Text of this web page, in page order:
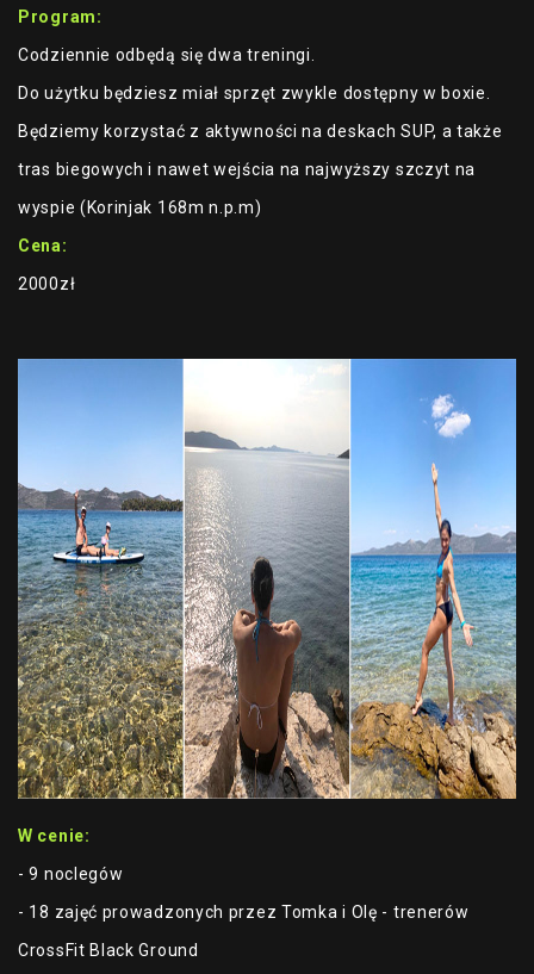
Program:
Codziennie odbędą się dwa treningi.
Do użytku będziesz miał sprzęt zwykle dostępny w boxie.
Będziemy korzystać z aktywności na deskach SUP, a także
tras biegowych i nawet wejścia na najwyższy szczyt na
wyspie (Korinjak 168m n.p.m)
Cena:
2000zł
W cenie:
- 9 noclegów
- 18 zajęć prowadzonych przez Tomka i Olę - trenerów
CrossFit Black Ground